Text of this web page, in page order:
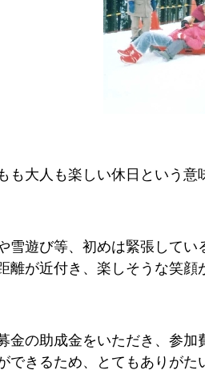
も大人も楽しい休日という意
雪遊び等、初めは緊張してい
離が近付き、楽しそうな笑顔
金の助成金をいただき、参
できるため、とてもありがた